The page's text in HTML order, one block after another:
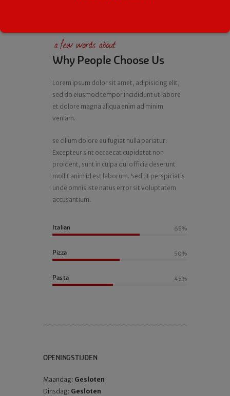
a few words about
Why People Choose Us
Lorem ipsum dolor sit amet, adipisicing elit,
sed do eiusmod tempor incididunt ut labore
et dolore magna aliqua enim ad minim
veniam.
se cillum dolore eu fugiat nulla pariatur.
Excepteur sint occaecat cupidatat non
proident, sunt in culpa qui officia deserunt
mollit anim id est laborum. Sed ut perspiciatis
unde omnis iste natus error sit voluptatem
accusantium.
Italian 65%
Pizza 50%
Pasta 45%
OPENINGSTIJDEN
Maandag: Gesloten
Dinsdag: Gesloten